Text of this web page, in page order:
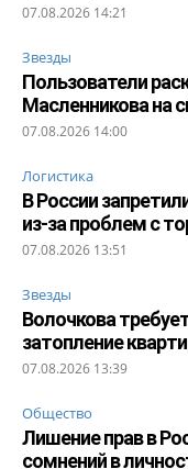
07.08.2026 14:21
Звезды
Пользователи
Масленникова на
07.08.2026 14:00
Логистика
В России
из-за проблем с
07.08.2026 13:51
Звезды
Волочкова
затопление
07.08.2026 13:39
Общество
Лишение прав в
сомнений в